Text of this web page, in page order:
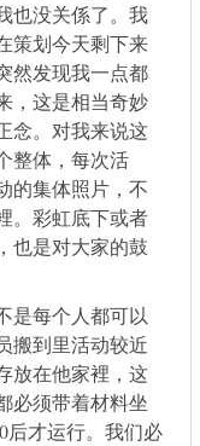
也没关係了。我
策划今天剩下来
然发现我一点都
，这是相当奇妙
念。对我来说这
整体，每次活
的集体照片，不
。彩虹底下或者
也是对大家的鼓
是每个人都可以
搬到里活动较近
放在他家裡，这
必须带着材料坐
后才运行。我们必